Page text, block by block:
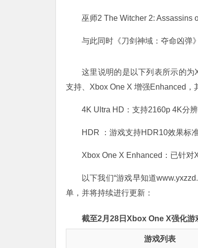
巫师2 The Witcher 2: Assassins
与此同时《刀剑神域：夺命凶弹
这里说明的是以下列表所示的
支持、Xbox One X 增强Enhanced，
4K Ultra HD：支持2160p 4K分
HDR ：游戏支持HDR10效果标准
Xbox One X Enhanced：已针对
以下我们“游戏早知道
单，并将持续进行更新：
截至2月28日Xbox One X强化游
游戏列表